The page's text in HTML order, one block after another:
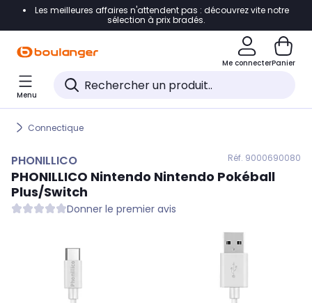
Accéder directement à la navigation
Accéder directement au pied de page
Accéder directement au chatbot
Les meilleures affaires n'attendent pas : découvrez vite notre
sélection à prix bradés.
Me connecterPanier
Menu
Connectique
PHONILLICO Réf. 9000690080
PHONILLICO Nintendo Nintendo Pokéball
Plus/Switch
Donner le premier avis